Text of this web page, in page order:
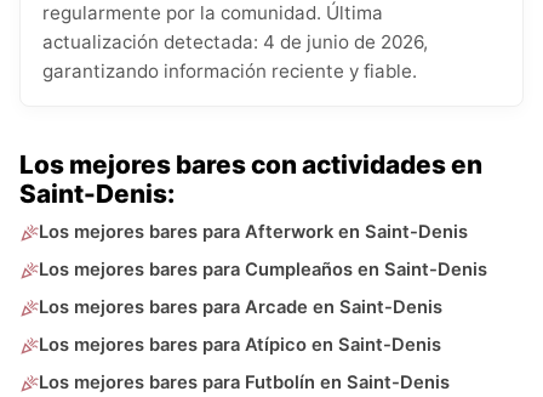
regularmente por la comunidad. Última
actualización detectada: 4 de junio de 2026,
garantizando información reciente y fiable.
Los mejores bares con actividades en
Saint-Denis:
Los mejores bares para Afterwork en Saint-Denis
Los mejores bares para Cumpleaños en Saint-Denis
Los mejores bares para Arcade en Saint-Denis
Los mejores bares para Atípico en Saint-Denis
Los mejores bares para Futbolín en Saint-Denis